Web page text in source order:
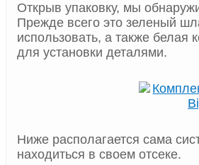
Открыв упаковку, мы
Прежде всего это зеленый
использовать, а также
для установки деталями.
Ниже располагается сама
находиться в своем отсеке.